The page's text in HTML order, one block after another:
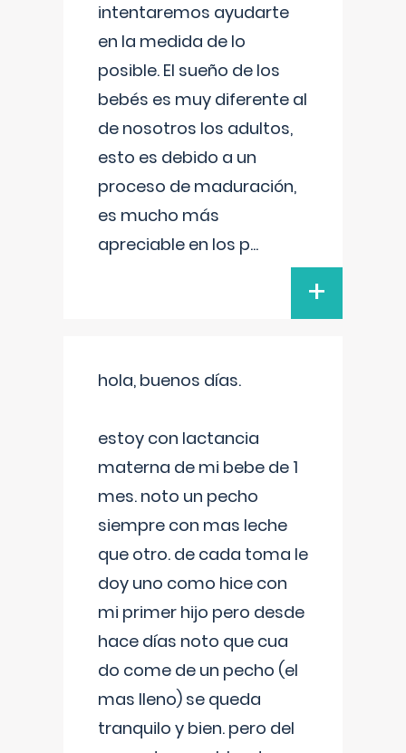
intentaremos ayudarte
en la medida de lo
posible. El sueño de los
bebés es muy diferente al
de nosotros los adultos,
esto es debido a un
proceso de maduración,
es mucho más
apreciable en los p...
+
hola, buenos días.
estoy con lactancia
materna de mi bebe de 1
mes. noto un pecho
siempre con mas leche
que otro. de cada toma le
doy uno como hice con
mi primer hijo pero desde
hace días noto que cua
do come de un pecho (el
mas lleno) se queda
tranquilo y bien. pero del